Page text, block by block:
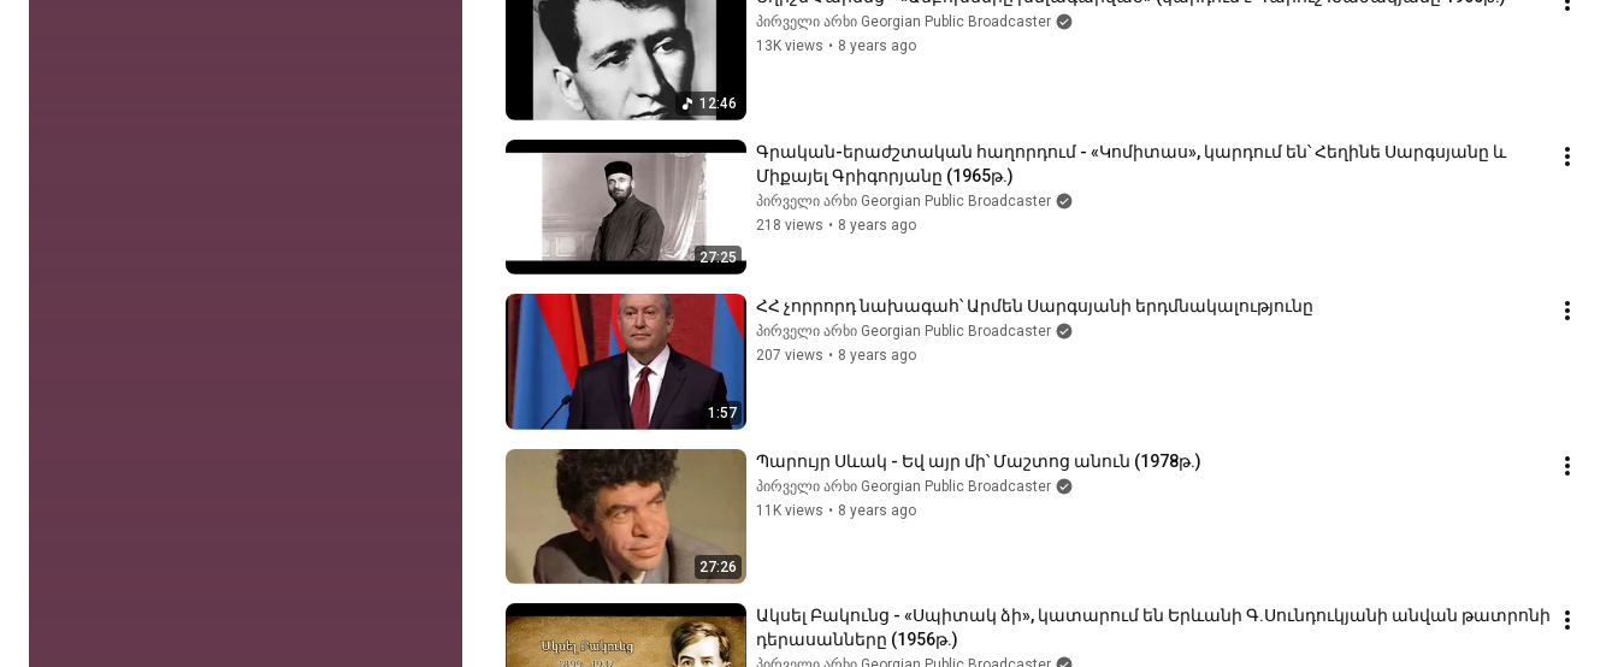
12:46
პირველი არხი Georgian Public Broadcaster
13K views • 8 years ago
27:25
Գրական-երաժշտական հաղորդում - «Կոմիտաս», կարդում են՝ Հեղինե Սարգսյանը և
Միքայել Գրիգորյանը (1965թ.)
პირველი არხი Georgian Public Broadcaster
218 views • 8 years ago
1:57
ՀՀ չորրորդ նախագահ՝ Արմեն Սարգսյանի երդմնակալությունը
პირველი არხი Georgian Public Broadcaster
207 views • 8 years ago
27:26
Պարույր Սևակ - Եվ այր մի՝ Մաշտոց անուն (1978թ.)
პირველი არხი Georgian Public Broadcaster
11K views • 8 years ago
Ակսել Բակունց - «Սպիտակ ձի», կատարում են Երևանի Գ.Սունդուկյանի անվան թատրոնի
դերասանները (1956թ.)